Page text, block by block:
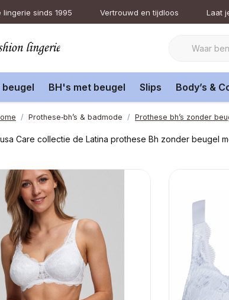
lingerie sinds 1995 Vertrouwd en tijdloos Laat
BH's met beugel Slips Body’s &
Prothese‑bh’s & badmode Prothese bh’s zonder
Care collectie de Latina prothese Bh zonder beugel